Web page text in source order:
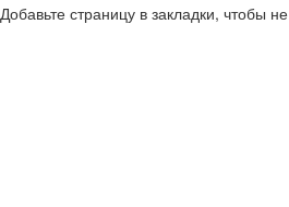
Добавьте страницу в закладки, чтобы не